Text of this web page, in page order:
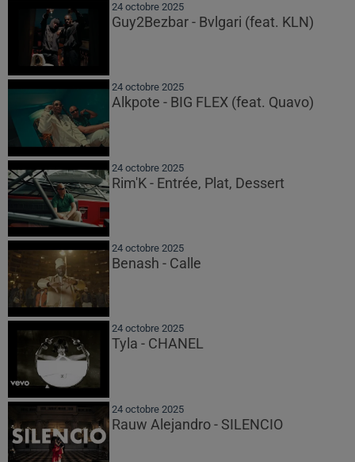
24 octobre 2025
Guy2Bezbar - Bvlgari (feat. KLN)
24 octobre 2025
Alkpote - BIG FLEX (feat. Quavo)
24 octobre 2025
Rim'K - Entrée, Plat, Dessert
24 octobre 2025
Benash - Calle
24 octobre 2025
Tyla - CHANEL
24 octobre 2025
Rauw Alejandro - SILENCIO